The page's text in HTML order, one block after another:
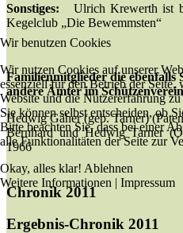
Sonstiges:Ulrich Krewerth ist
Kegelclub „Die Bewemmsten“
Familienmitglieder die ebenfalls
andere Ämter im
Hedwig Gäher (geb. Tarner)
Bernhard und Hedwig Tarner
1966
Chronik 2011
Ergebnis-Chronik 2011
Wir benutzen Cookies
Wir nutzen Cookies auf unserer
essenziell für den Betrieb der Seite,
Website und die Nutzererfahrung
Sie können selbst entscheiden, ob
Bitte beachten Sie, dass bei einer
alle Funktionalitäten der Seite zur
Okay, alles klar! Ablehnen
Weitere Informationen | Impressum